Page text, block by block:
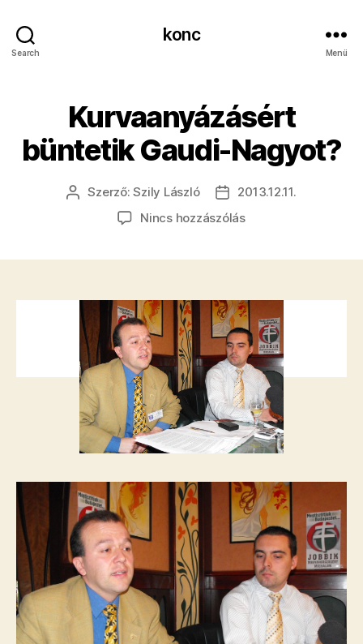
Search
konc
Menü
​Kurvaanyázásért
büntetik Gaudi-Nagyot?
Bejegyzés
szerzője
Szerző:Szily László
Bejegyzés
dátuma
2013.12.11.
Nincs hozzászólása(z)
Nagyot?
bejegyzéshez